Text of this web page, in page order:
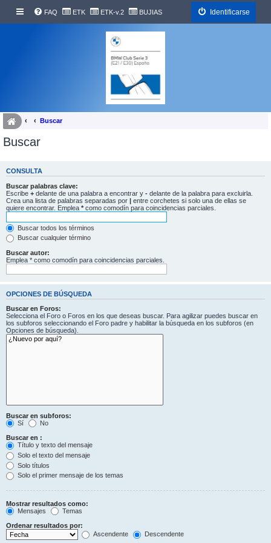
FAQ ETK ETK-v.2 BUJIAS Identificarse
Buscar
Buscar
CONSULTA
Buscar palabras clave:
Escribe + delante de una palabra a encontrar y - delante de la palabra para excluirla.
Crea una lista de palabras separadas por | entre corchetes si solo una de ellas se
quiere encontrar. Emplea * como comodín para coincidencias parciales.
Buscar todos los términos
Buscar cualquier término
Buscar autor:
Emplea * como comodín para coincidencias parciales.
OPCIONES DE BÚSQUEDA
Buscar en Foros:
Selecciona el Foro o Foros en los que deseas buscar. Para agilizar puedes buscar en
los subforos seleccionando el Foro padre y habilitar la búsqueda en los subforos (en
Opciones de búsqueda).
Buscar en subforos:
Sí
No
Buscar en :
Título y texto del mensaje
Solo el texto del mensaje
Solo títulos
Solo el primer mensaje de los temas
Mostrar resultados como:
Mensajes
Temas
Ordenar resultados por:
Ascendente
Descendente